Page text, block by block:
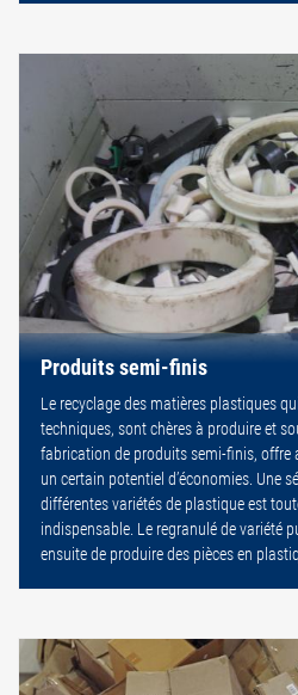
Produits semi-finis
Le recyclage des matières plastiques
techniques, sont chères à produire et
fabrication de produits semi-finis, offre
un certain potentiel d’économies. Une
différentes variétés de plastique est
indispensable. Le regranulé de variété
ensuite de produire des pièces en